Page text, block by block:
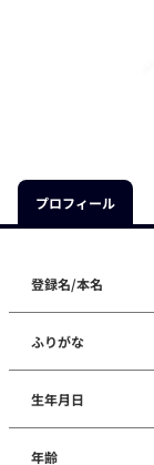
プロフィール
登録名/本名
ふりがな
生年月日
年齢